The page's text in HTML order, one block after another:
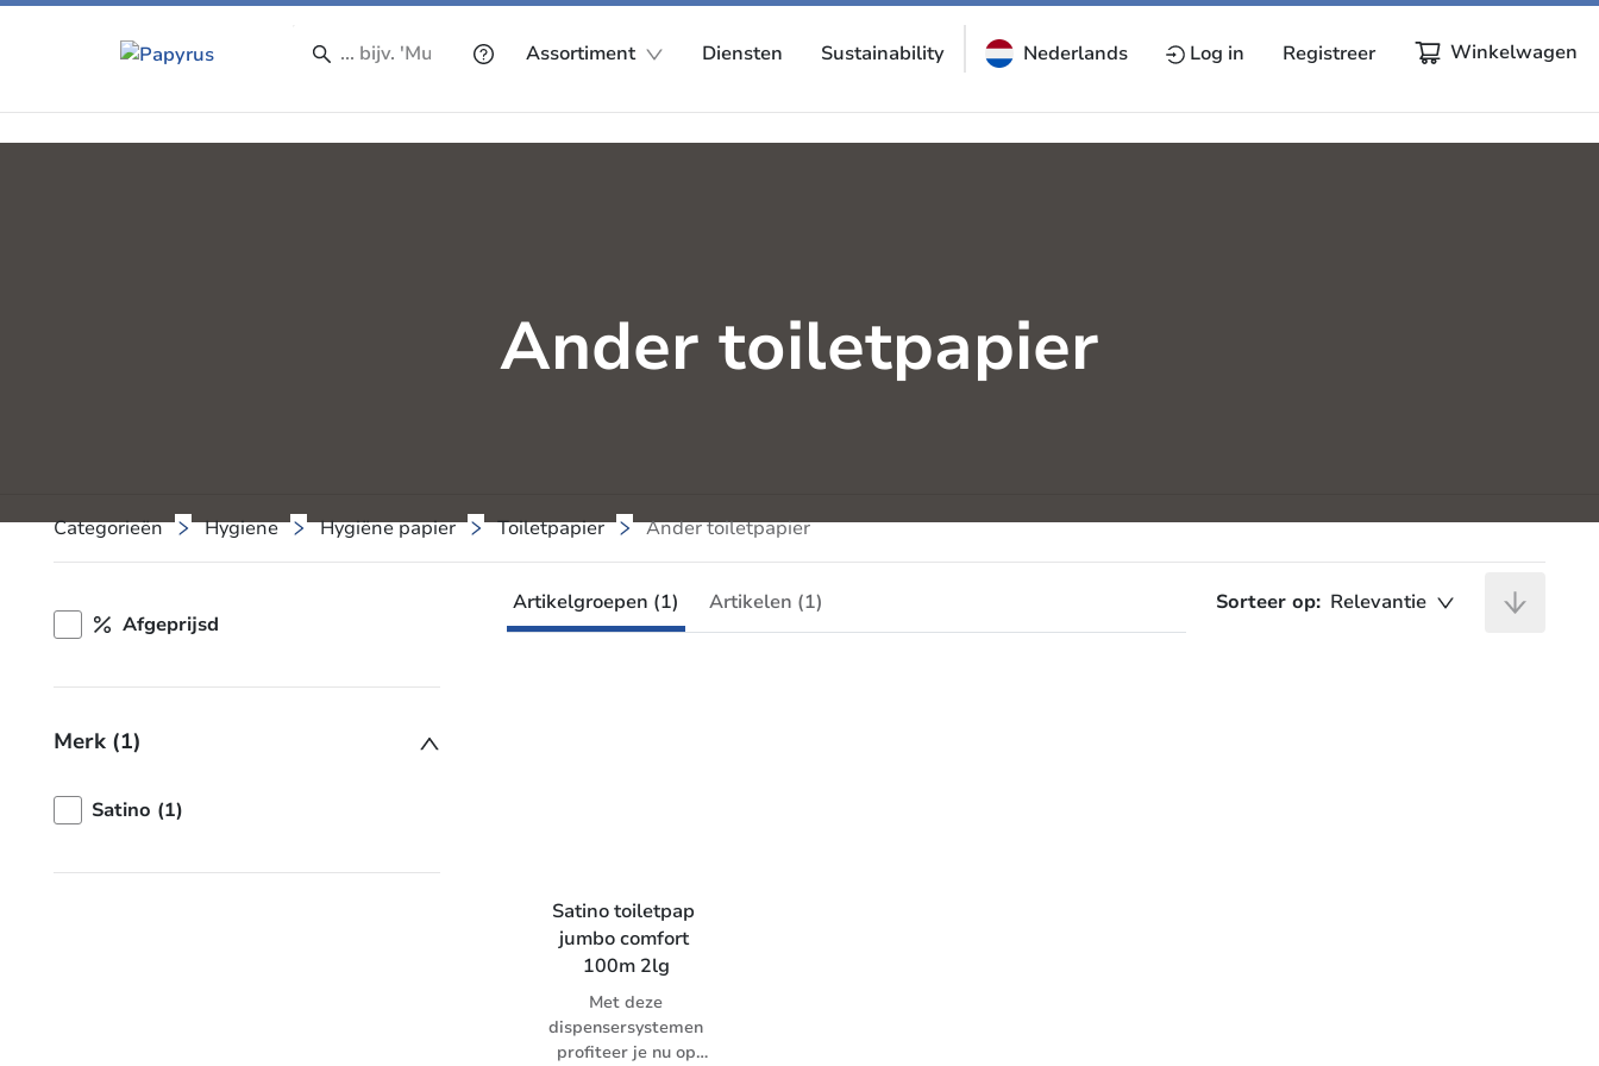
Assortiment Diensten Sustainability Nederlands Log in Registreer Winkelwagen
Ander toiletpapier
Categorieën Hygiene Hygiëne papier Toiletpapier Ander toiletpapier
Afgeprijsd
Merk (1)
Satino (1)
Artikelgroepen (1) Artikelen (1) Sorteer op: Relevantie
Satino toiletpap
jumbo comfort
100m 2lg
Met deze
dispensersystemen
profiteer je nu op